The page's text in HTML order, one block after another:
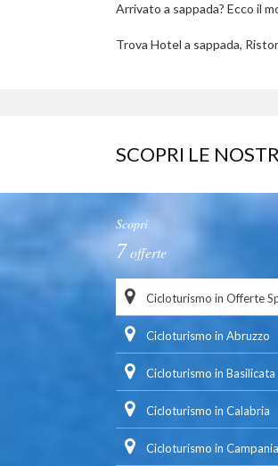
Arrivato a sappada? Ecco il
Trova Hotel a sappada,
SCOPRI LE
Scopri
7offerte
Cicloturismo in Offerte
Cicloturismo in Abruzzo
Cicloturismo in Basilicata
Cicloturismo in Calabria
Cicloturismo in Campania